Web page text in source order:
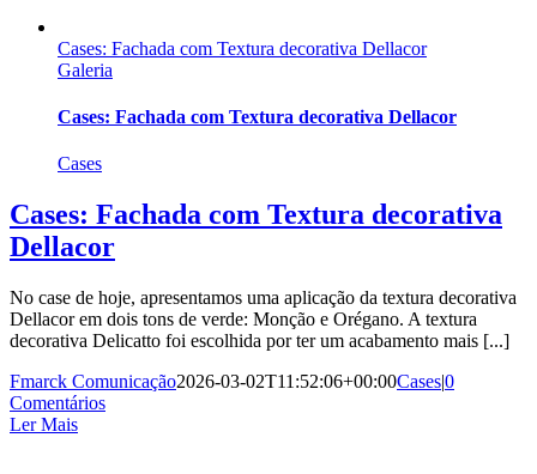
Cases: Fachada com Textura decorativa Dellacor
Galeria
Cases: Fachada com Textura decorativa Dellacor
Cases
Cases: Fachada com Textura decorativa
Dellacor
No case de hoje, apresentamos uma aplicação da textura decorativa
Dellacor em dois tons de verde: Monção e Orégano. A textura
decorativa Delicatto foi escolhida por ter um acabamento mais [...]
Fmarck Comunicação2026-03-02T11:52:06+00:00Cases|0
Comentários
Ler Mais